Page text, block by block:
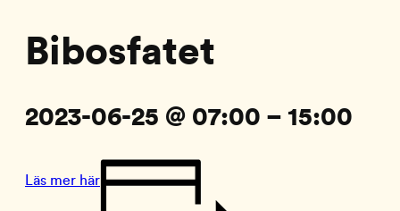
Bibosfatet
2023-06-25 @ 07:00 – 15:00
Läs mer här